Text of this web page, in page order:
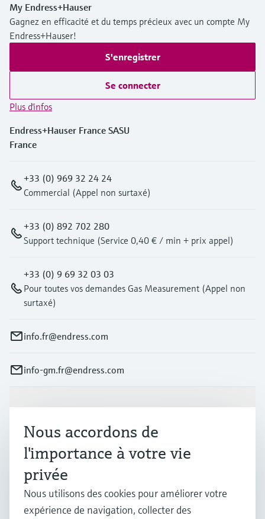
My Endress+Hauser
Gagnez en efficacité et du temps précieux avec un compte My
Endress+Hauser!
S'enregistrer
Se connecter
Plus d'infos
Endress+Hauser France SASU
France
+33 (0) 969 32 24 24
Commercial (Appel non surtaxé)
+33 (0) 892 702 280
Support technique (Service 0,40 € / min + prix appel)
+33 (0) 9 69 32 03 03
Pour toutes vos demandes Gas Measurement (Appel non
surtaxé)
info.fr@endress.com
info-gm.fr@endress.com
Produits et services
Industries
Support
Nous accordons de
l'importance à votre vie
privée
Nous utilisons des cookies pour améliorer votre
expérience de navigation, collecter des